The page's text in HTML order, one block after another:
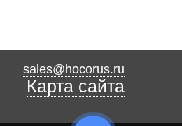
sales@hocorus.ru
Карта сайта